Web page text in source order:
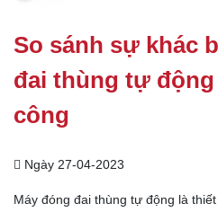
So sánh sự khác
đai thùng tự động
công
Ngày 27-04-2023
Máy đóng đai thùng tự động là